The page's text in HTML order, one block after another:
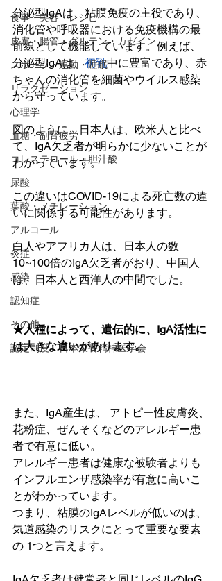
食事・美容・レシピ
皮膚・腸管・グルテン・カゼイン
スポーツ・運動・睡眠
リラクゼーション
心理学
血糖・副腎疲労
コレステロール・胆汁酸
尿酸
葉酸・メチレーション
アルコール
炎症
感染
認知症
その他
認定制度 日本栄養精神医学会
分泌型IgAは、粘膜免疫の主役であり、
消化管や呼吸器における免疫機構の最
前線として機能しています。例えば、
分泌型IgAは、初乳中に豊富であり、赤
ちゃんの消化管を細菌やウイルス感染
から守っています。
図のように、日本人は、欧米人と比べ
て、IgA欠乏者が明らかに少ないことが
わかっています。
この違いはCOVID-19による死亡数の違
いに関係する可能性があります。
白人やアフリカ人は、日本人の数
10~100倍のIgA欠乏者がおり、中国人
は、日本人と西洋人の中間でした。
★人種によって、遺伝的に、IgA活性に
は大きな違いがあります。
また、IgA産生は、 アトピー性皮膚炎、
花粉症、ぜんそくなどのアレルギー患
者で有意に低い。
アレルギー患者は健康な被験者よりも
インフルエンザ感染率が有意に高いこ
とがわかっています。
つまり、粘膜のIgAレベルが低いのは、
気道感染のリスクにとって重要な要素
の 1つと言えます。